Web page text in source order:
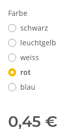
Farbe
schwarz
leuchtgelb
weiss
rot
blau
0,45 €